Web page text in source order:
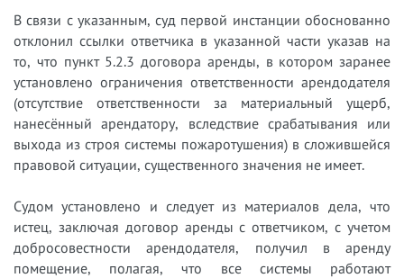
В связи с указанным, суд первой инстанции обоснованно
отклонил ссылки ответчика в указанной части указав на
то, что пункт 5.2.3 договора аренды, в котором заранее
установлено ограничения ответственности арендодателя
(отсутствие ответственности за материальный ущерб,
нанесённый арендатору, вследствие срабатывания или
выхода из строя системы пожаротушения) в сложившейся
правовой ситуации, существенного значения не имеет.
Судом установлено и следует из материалов дела, что
истец, заключая договор аренды с ответчиком, с учетом
добросовестности арендодателя, получил в аренду
помещение, полагая, что все системы работают